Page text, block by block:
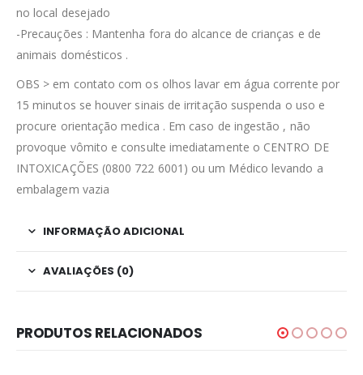
no local desejado
-Precauções : Mantenha fora do alcance de crianças e de
animais domésticos .
OBS > em contato com os olhos lavar em água corrente por
15 minutos se houver sinais de irritação suspenda o uso e
procure orientação medica . Em caso de ingestão , não
provoque vômito e consulte imediatamente o CENTRO DE
INTOXICAÇÕES (0800 722 6001) ou um Médico levando a
embalagem vazia
INFORMAÇÃO ADICIONAL
AVALIAÇÕES (0)
PRODUTOS RELACIONADOS